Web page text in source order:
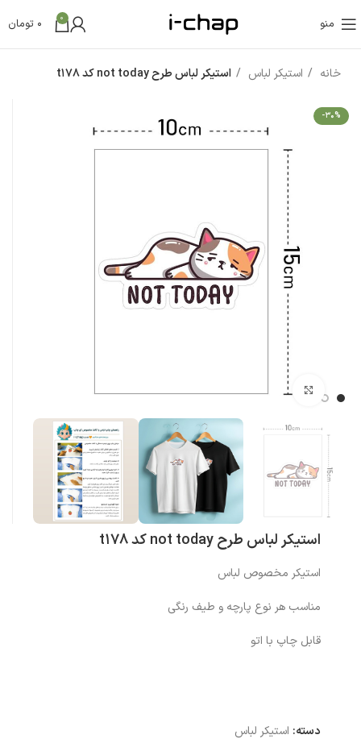
منو 0
0 تومان
خانه استیکر لباس استیکر لباس طرح not today کد t178
-30%
بزرگنمایی تصویر
استیکر لباس طرح not today کد t178
استیکر مخصوص لباس
مناسب هر نوع پارچه و طیف رنگی
قابل چاپ با اتو
دسته: استیکر لباس